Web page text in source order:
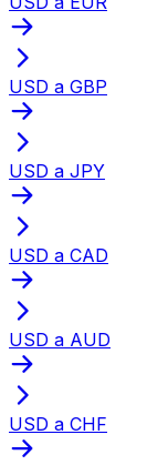
USD a GBP
USD a JPY
USD a CAD
USD a AUD
USD a CHF